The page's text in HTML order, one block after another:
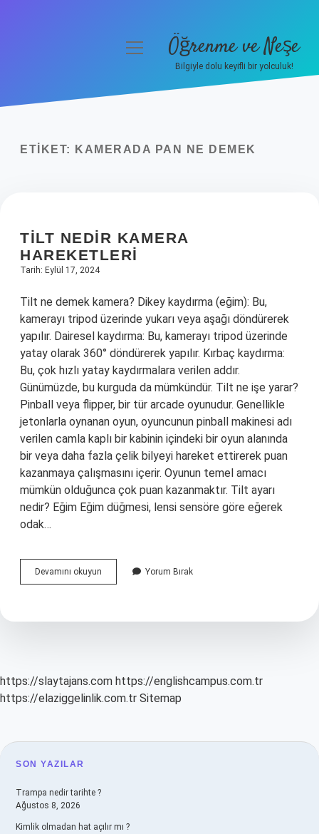
Yasal Uyarı
menüyüÖğrenme ve Neşe
Bilgiyle dolu keyifli bir yolculuk!
ETIKET: KAMERADA PAN NE DEMEK
TILT NEDIR KAMERA
HAREKETLERI
Tarih: Eylül 17, 2024
Tilt ne demek kamera? Dikey kaydırma (eğim): Bu,
kamerayı tripod üzerinde yukarı veya aşağı döndürerek
yapılır. Dairesel kaydırma: Bu, kamerayı tripod üzerinde
yatay olarak 360° döndürerek yapılır. Kırbaç kaydırma:
Bu, çok hızlı yatay kaydırmalara verilen addır.
Günümüzde, bu kurguda da mümkündür. Tilt ne işe yarar?
Pinball veya flipper, bir tür arcade oyunudur. Genellikle
jetonlarla oynanan oyun, oyuncunun pinball makinesi adı
verilen camla kaplı bir kabinin içindeki bir oyun alanında
bir veya daha fazla çelik bilyeyi hareket ettirerek puan
kazanmaya çalışmasını içerir. Oyunun temel amacı
mümkün olduğunca çok puan kazanmaktır. Tilt ayarı
nedir? Eğim Eğim düğmesi, lensi sensöre göre eğerek
odak…
Devamını okuyun
Nedir
Yorum Bırak
https://slaytajans.com https://englishcampus.com.tr
https://elaziggelinlik.com.tr Sitemap
SIDEBAR
SON YAZILAR
Trampa nedir tarihte ?
Ağustos 8, 2026
Kimlik olmadan hat açılır mı ?